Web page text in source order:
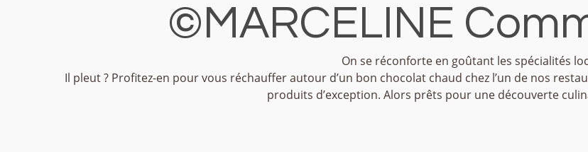
©MARCELINE
On se réconforte en goûtant les spécialités
Il pleut ? Profitez-en pour vous réchauffer autour d’un bon chocolat chaud chez l’un de nos
produits d’exception. Alors prêts pour une découverte